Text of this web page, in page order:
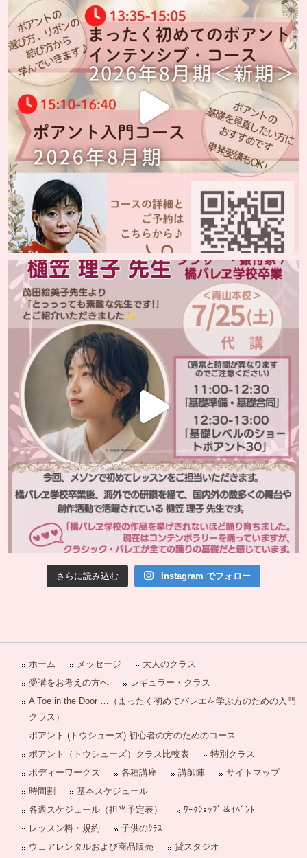
さらに読み込む Instagram でフォロー
ホーム メッセージ
大人のクラス
受講をお考えの方へ
レギュラー・クラス
A Toe in the Door …（まったく初めてバレエを学ぶ方のための入門
クラス）
ポアント (トウシューズ) 初心者の方のためのコース
ポアント（トウシューズ）クラス比較表
特別クラス
ボディーワークス
各種講座 講師陣
サイトマップ
時間割
基本スケジュール
各週スケジュール（担当予定表）
ﾜｰｸｼｮｯﾌﾟ＆ｲﾍﾞﾝﾄ
レッスン料・規約
子供のｸﾗｽ
ウェアレンタルおよび商品販売
貸スタジオ